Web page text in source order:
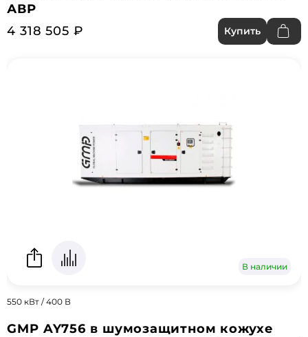
АВР
4 318 505 ₽
Купить
В наличии
550 кВт / 400 В
GMP AY756 в шумозащитном кожухе